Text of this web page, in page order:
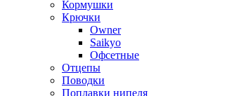
Кормушки
Крючки
Owner
Saikyo
Офсетные
Отцепы
Поводки
Поплавки нипеля